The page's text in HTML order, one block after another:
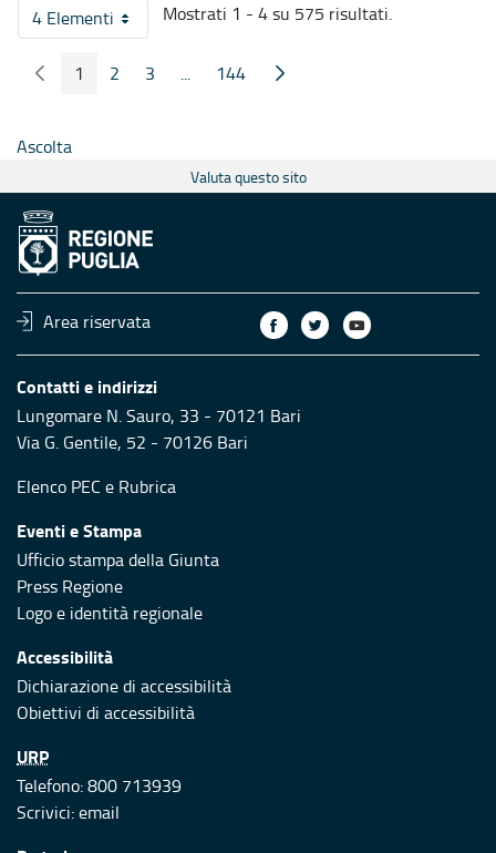
4 ElementiPer pagina
Mostrati 1 - 4 su 575 risultati.
Pagina Precedente
Pagina
1 Pagina
2 Pagina
3 ...
Pagine intermedie
Pagina
144 Pagina Seguente
Ascolta
Valuta questo sito
Area riservata
Contatti e indirizzi
Lungomare N. Sauro, 33 - 70121 Bari
Via G. Gentile, 52 - 70126 Bari
Elenco PEC e Rubrica
Eventi e Stampa
Ufficio stampa della Giunta
Press Regione
Logo e identità regionale
Accessibilità
Dichiarazione di accessibilità
Obiettivi di accessibilità
URP
Telefono: 800 713939
Scrivici:email